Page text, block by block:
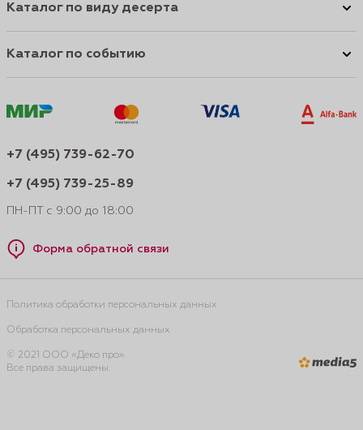
Каталог по виду десерта
Каталог по событию
+7 (495) 739-62-70
+7 (495) 739-25-89
ПН-ПТ с 9:00 до 18:00
Форма обратной связи
Политика обработки персональных данных
Обработка персональных данных
© 2021 ООО «Деко про».
Все права защищены.